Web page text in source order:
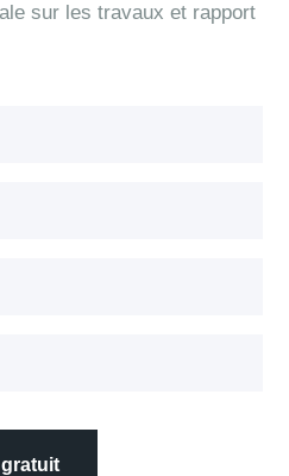
sur les travaux et rapport